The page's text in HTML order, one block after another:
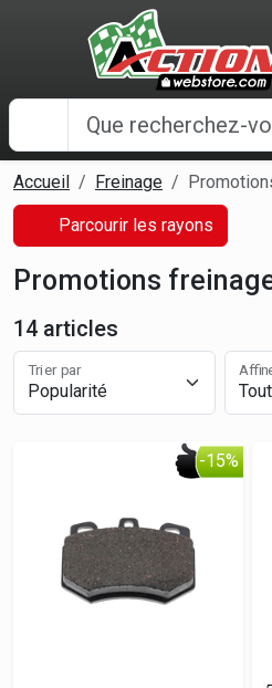
Panneau de gestion des cookies
Accueil Freinage
Parcourir les rayons
Promotions
14 articles
Trier par
-15%